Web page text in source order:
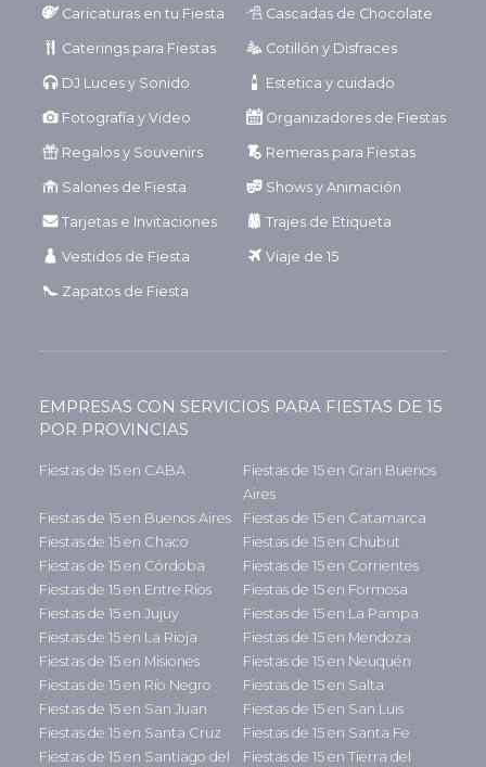
Caricaturas en tu Fiesta Cascadas de Chocolate
Caterings para Fiestas Cotillón y Disfraces
DJ Luces y Sonido Estetica y cuidado
Fotografía y Video Organizadores de Fiestas
Regalos y Souvenirs Remeras para Fiestas
Salones de Fiesta Shows y Animación
Tarjetas e Invitaciones Trajes de Etiqueta
Vestidos de Fiesta Viaje de 15
Zapatos de Fiesta
EMPRESAS CON SERVICIOS PARA FIESTAS DE 15
POR PROVINCIAS
Fiestas de 15 en CABA
Fiestas de 15 en Gran Buenos
Aires
Fiestas de 15 en Buenos Aires
Fiestas de 15 en Catamarca
Fiestas de 15 en Chaco
Fiestas de 15 en Chubut
Fiestas de 15 en Córdoba
Fiestas de 15 en Corrientes
Fiestas de 15 en Entre Ríos
Fiestas de 15 en Formosa
Fiestas de 15 en Jujuy
Fiestas de 15 en La Pampa
Fiestas de 15 en La Rioja
Fiestas de 15 en Mendoza
Fiestas de 15 en Misiones
Fiestas de 15 en Neuquén
Fiestas de 15 en Río Negro
Fiestas de 15 en Salta
Fiestas de 15 en San Juan
Fiestas de 15 en San Luis
Fiestas de 15 en Santa Cruz
Fiestas de 15 en Santa Fe
Fiestas de 15 en Santiago del
Fiestas de 15 en Tierra del